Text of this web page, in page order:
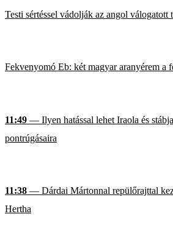
Testi sértéssel vádolják az angol válogatott
Fekvenyomó Eb: két magyar aranyérem a
11:49 — Ilyen hatással lehet Iraola és
pontrúgásaira
11:38 — Dárdai Mártonnal repülőrajttal
Hertha